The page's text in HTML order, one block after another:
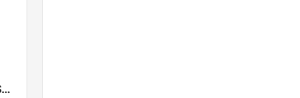
Cadena COPE Sevilla